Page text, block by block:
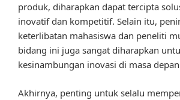
produk, diharapkan dapat tercipta
inovatif dan kompetitif. Selain itu,
keterlibatan mahasiswa dan peneliti
bidang ini juga sangat diharapkan
kesinambungan inovasi di masa
Akhirnya, penting untuk selalu